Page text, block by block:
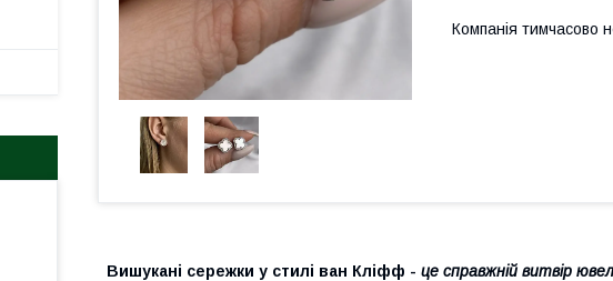
Компанія тимчасово
Вишукані сережки у стилі ван Кліфф - це справжній витвір